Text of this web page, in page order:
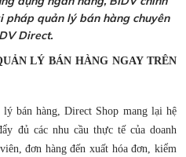
pháp quản lý bán hàng chuyên
Direct.
LÝ BÁN HÀNG NGAY TRÊN
bán hàng, Direct Shop mang lại hệ
đủ các nhu cầu thực tế của doanh
đơn hàng đến xuất hóa đơn, kiểm